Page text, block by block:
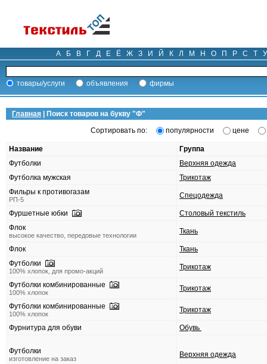
А Б В Г Д Е Ё Ж З И Й К Л М Н О П Р С Т У
товары/услуги объявления фирмы
Главная | Поиск товаров на букву "Ф"
Сортировать по:
популярности цене
Название
Группа
Футболки
Верхняя одежда
Футболка мужская
Трикотаж
Фильры к противогазам
РП-5 Спецодежда
Фуршетные юбки
Столовый текстиль
Флок
высокое качество, передовые технологии Ткань
Флок
Ткань
Футболки
100% хлопок, для промо-акций Трикотаж
Футболки комбинированные
100% хлопок Трикотаж
Футболки комбинированные
100% хлопок Трикотаж
Фурнитура для обуви Обувь
Футболки
изготовление на заказ Верхняя одежда